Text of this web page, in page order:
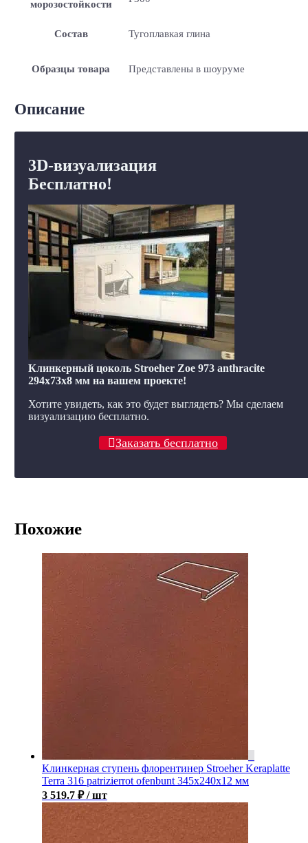
морозостойкости
Состав Тугоплавкая глина
Образцы товара Представлены в шоуруме
Описание
3D-визуализация
Бесплатно!
Клинкерный цоколь Stroeher Zoe 973 anthracite
294х73х8 мм на вашем проекте!
Хотите увидеть, как это будет выглядеть? Мы сделаем
визуализацию бесплатно.
Заказать бесплатно
Похожие
Клинкерная ступень флорентинер Stroeher Keraplatte
Terra 316 patrizierrot ofenbunt 345х240х12 мм
3 519.7 ₽ / шт